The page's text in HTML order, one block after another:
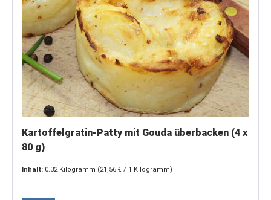
Kartoffelgratin-Patty mit Gouda überbacken (4 x
80 g)
Inhalt: 0.32 Kilogramm (21,56 € / 1 Kilogramm)